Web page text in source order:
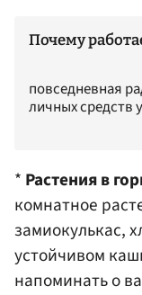
Почему
повседневная
личных средств
* Растения в
комнатное
замиокулькас,
устойчивом
напоминать о